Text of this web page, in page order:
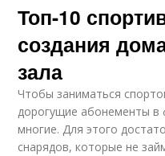
Топ-10
создания
зала
Чтобы заниматься
дорогущие абонементы в
многие. Для этого
снарядов, которые не